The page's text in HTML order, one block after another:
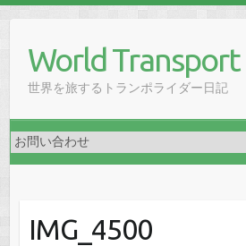
contentWorld Transport
世界を旅するトランポライダー日記
IMG_4500